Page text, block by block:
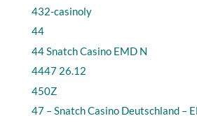
432-casinoly
44
44 Snatch Casino EMD N
4447 26.12
450Z
47 – Snatch Casino Deutschland –